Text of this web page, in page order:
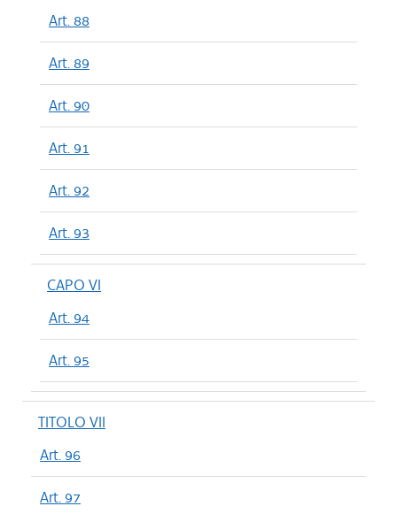
Art. 88
Art. 89
Art. 90
Art. 91
Art. 92
Art. 93
CAPO VI
Art. 94
Art. 95
TITOLO VII
Art. 96
Art. 97